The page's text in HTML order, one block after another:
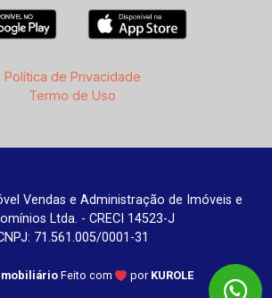
Política de Privacidade
Termo de Uso
Vendas e Administração de Imóveis e
Ltda. - CRECI 14523-J
71.561.005/0001-31
Feito com por KUROLE